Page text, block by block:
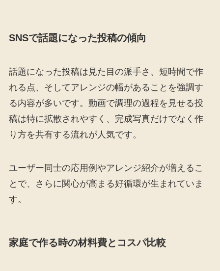
SNSで話題になった投稿の傾向
話題になった投稿は見た目の派手さ、短時間で作
れる点、そしてアレンジの幅があることを強調す
る内容が多いです。動画で調理の過程を見せる投
稿は特に拡散されやすく、完成写真だけでなく作
り方を共有する流れが人気です。
ユーザー同士の応用例やアレンジ紹介が増えるこ
とで、さらに関心が高まる好循環が生まれていま
す。
家庭で作る時の材料費とコスパ比較